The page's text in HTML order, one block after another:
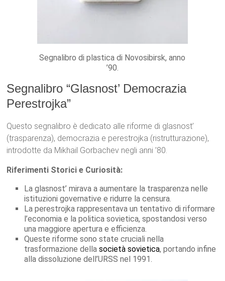
Segnalibro di plastica di Novosibirsk, anno
’90.
Segnalibro “Glasnost’ Democrazia
Perestrojka”
Questo segnalibro è dedicato alle riforme di glasnost’
(trasparenza), democrazia e perestrojka (ristrutturazione),
introdotte da Mikhail Gorbachev negli anni ’80.
Riferimenti Storici e Curiosità:
La glasnost’ mirava a aumentare la trasparenza nelle
istituzioni governative e ridurre la censura.
La perestrojka rappresentava un tentativo di riformare
l’economia e la politica sovietica, spostandosi verso
una maggiore apertura e efficienza.
Queste riforme sono state cruciali nella
trasformazione dellasocietà sovietica, portando infine
alla dissoluzione dell’URSS nel 1991.